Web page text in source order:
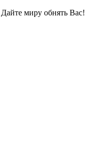
Дайте миру обнять Вас!